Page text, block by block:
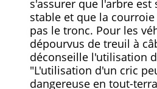
s'assurer que l'arbre
stable et que la
pas le tronc. Pour les
dépourvus de treuil à
déconseille l'utilisation
"L'utilisation d'un cric
dangereuse en tout-